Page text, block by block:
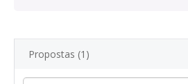
Propostas (1)